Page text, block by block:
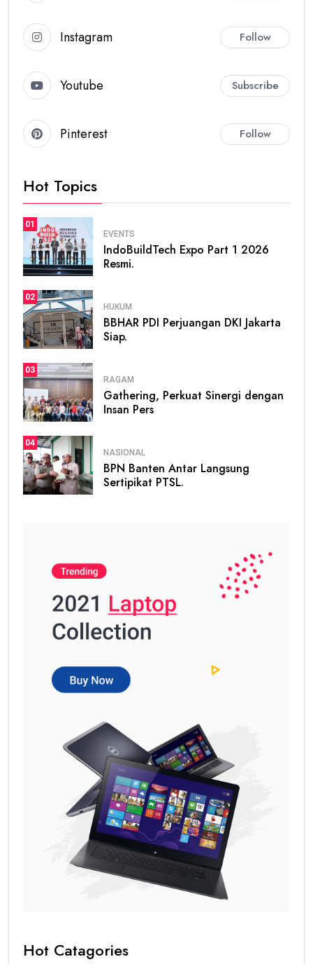
Instagram Follow
Youtube Subscribe
Pinterest Follow
Hot Topics
01
EVENTS
IndoBuildTech Expo Part 1 2026
Resmi.
02
HUKUM
BBHAR PDI Perjuangan DKI Jakarta
Siap.
03
RAGAM
Gathering, Perkuat Sinergi dengan
Insan Pers
04
NASIONAL
BPN Banten Antar Langsung
Sertipikat PTSL.
Hot Catagories